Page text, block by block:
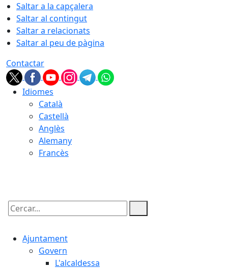
Saltar a la capçalera
Saltar al contingut
Saltar a relacionats
Saltar al peu de pàgina
Contactar
Idiomes
Català
Castellà
Anglès
Alemany
Francès
Cercar:
Ajuntament
Govern
L'alcaldessa